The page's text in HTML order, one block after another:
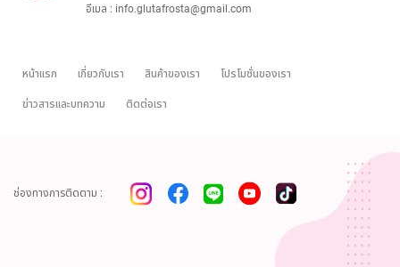
อีเมล : info.glutafrosta@gmail.com
หน้าแรก เกี่ยวกับเรา สินค้าของเรา
โปรโมชั่นของเรา
ข่าวสารและบทความ
ติดต่อเรา
ช่องทางการติดตาม :